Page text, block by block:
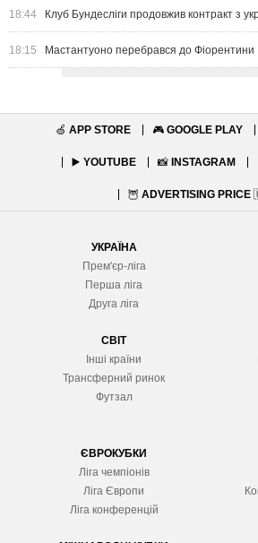
18:44 Клуб Бундесліги продовжив контракт з
18:15 Мастантуоно перебрався до Фіорентини
🍏 APP STORE 🎮 GOOGLE PLAY
▶️ YOUTUBE 📸 INSTAGRAM
🦉 ADVERTISING PRICE
УКРАЇНА
Прем'єр-ліга
Перша ліга
Друга ліга
СВІТ
Інші країни
Трансферний ринок
Футзал
ЄВРОКУБКИ
Ліга чемпіонів
Ліга Європи
Ліга конференцій